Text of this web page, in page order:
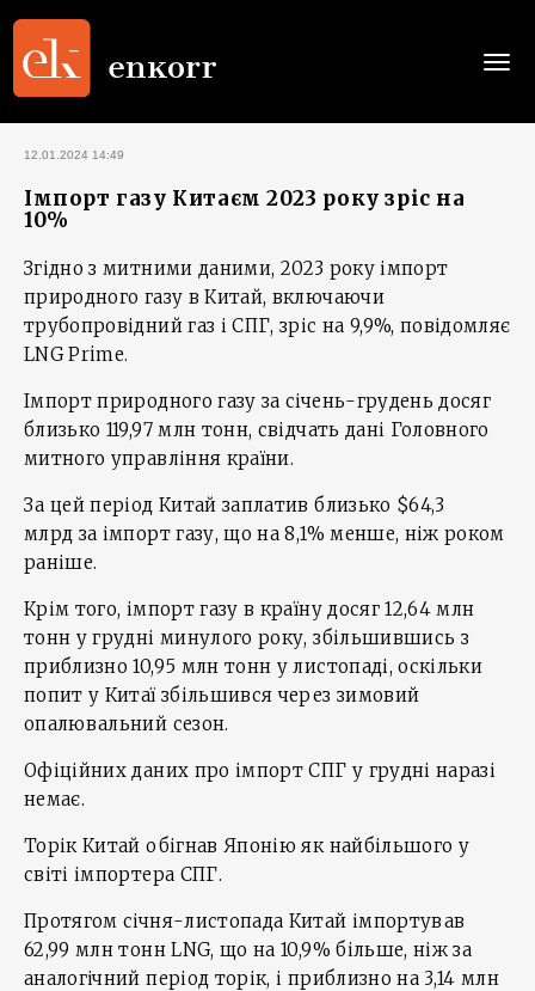
12.01.2024 14:49
Імпорт газу Китаєм 2023 року зріс на
10%
Згідно з митними даними, 2023 року імпорт
природного газу в Китай, включаючи
трубопровідний газ і СПГ, зріс на 9,9%, повідомляє
LNG Prime.
Імпорт природного газу за січень-грудень досяг
близько 119,97 млн тонн, свідчать дані Головного
митного управління країни.
За цей період Китай заплатив близько $64,3
млрд за імпорт газу, що на 8,1% менше, ніж роком
раніше.
Крім того, імпорт газу в країну досяг 12,64 млн
тонн у грудні минулого року, збільшившись з
приблизно 10,95 млн тонн у листопаді, оскільки
попит у Китаї збільшився через зимовий
опалювальний сезон.
Офіційних даних про імпорт СПГ у грудні наразі
немає.
Торік Китай обігнав Японію як найбільшого у
світі імпортера СПГ.
Протягом січня-листопада Китай імпортував
62,99 млн тонн LNG, що на 10,9% більше, ніж за
аналогічний період торік, і приблизно на 3,14 млн